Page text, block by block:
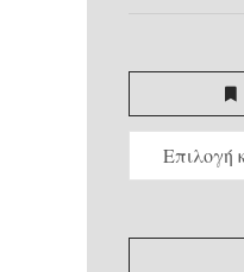
ΚΑΤΗΓΟΡΙΕΣ